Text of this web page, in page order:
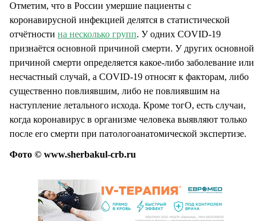
Отметим, что в России умершие пациенты с
коронавирусной инфекцией делятся в статистической
отчётности на несколько групп. У одних COVID-19
признаётся основной причиной смерти. У других основной
причиной смерти определяется какое-либо заболевание или
несчастный случай, а COVID-19 относят к факторам, либо
существенно повлиявшим, либо не повлиявшим на
наступление летального исхода. Кроме тогО, есть случаи,
когда коронавирус в организме человека выявляют только
после его смерти при патологоанатомической экспертизе.
Фото © www.sherbakul-crb.ru